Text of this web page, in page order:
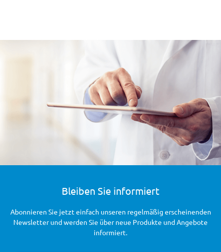
Bleiben Sie informiert
Abonnieren Sie jetzt einfach unseren regelmäßig erscheinenden
Newsletter und werden Sie über neue Produkte und Angebote
informiert.